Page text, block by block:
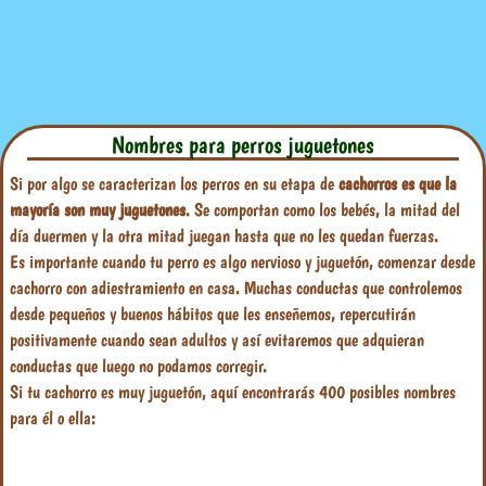
Nombres para perros juguetones
Si por algo se caracterizan los perros en su etapa de cachorros es que la
mayoría son muy juguetones. Se comportan como los bebés, la mitad del
día duermen y la otra mitad juegan hasta que no les quedan fuerzas.
Es importante cuando tu perro es algo nervioso y juguetón, comenzar desde
cachorro con adiestramiento en casa. Muchas conductas que controlemos
desde pequeños y buenos hábitos que les enseñemos, repercutirán
positivamente cuando sean adultos y así evitaremos que adquieran
conductas que luego no podamos corregir.
Si tu cachorro es muy juguetón, aquí encontrarás 400 posibles nombres
para él o ella: